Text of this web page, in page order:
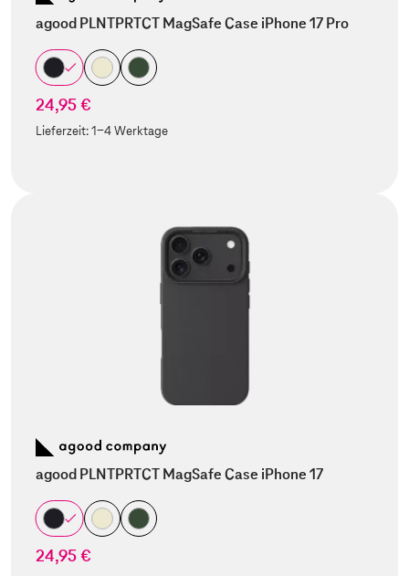
agood PLNTPRTCT MagSafe Case iPhone 17 Pro
24,95 €
Lieferzeit:1-4 Werktage
agood PLNTPRTCT MagSafe Case iPhone 17
24,95 €